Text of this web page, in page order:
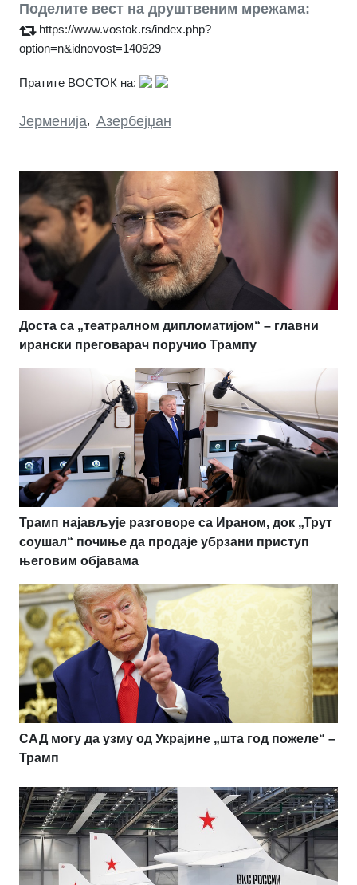
Поделите вест на друштвеним мрежама:
https://www.vostok.rs/index.php?
option=n&idnovost=140929
Пратите ВОСТОК на:
Јерменија, Азербејџан
Доста са „театралном дипломатијом“ – главни
ирански преговарач поручио Трампу
Трамп најављује разговоре са Ираном, док „Трут
соушал“ почиње да продаје убрзани приступ
његовим објавама
САД могу да узму од Украјине „шта год пожеле“ –
Трамп